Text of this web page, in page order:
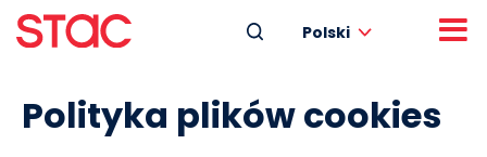
Polski
Polityka plików cookies